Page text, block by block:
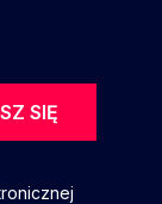
SIĘ